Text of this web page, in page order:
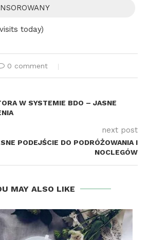
today)
0 comment
W SYSTEMIE BDO – JASNE
next post
PODEJŚCIE DO PODRÓŻOWANIA I
NOCLEGÓW
MAY ALSO LIKE